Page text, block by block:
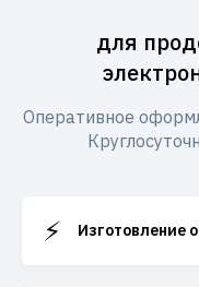
для
Оперативное
⚡ Изготовление